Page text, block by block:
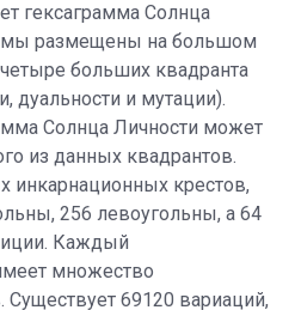
гексаграмма Солнца
размещены на большом
больших квадранта
дуальности и мутации).
Солнца Личности может
из данных квадрантов.
инкарнационных крестов,
256 левоугольны, а 64
Каждый
множество
Существует 69120 вариаций,